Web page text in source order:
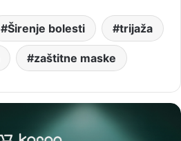
Širenje bolesti trijaža
zaštitne maske